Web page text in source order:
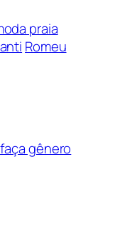
praia
Romeu
gênero